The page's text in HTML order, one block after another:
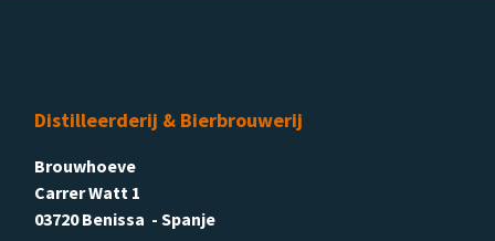
Distilleerderij & Bierbrouwerij
Brouwhoeve
Carrer Watt 1
03720 Benissa - Spanje